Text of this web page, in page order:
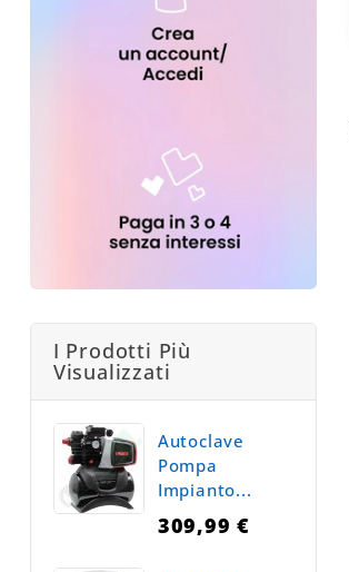
I Prodotti Più
Visualizzati
Autoclave
Pompa
Impianto...
309,99 €